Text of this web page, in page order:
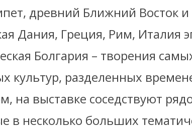
древний Ближний Восток и
Дания, Греция, Рим, Италия
Болгария – творения
культур, разделенных
на выставке соседствуют
в несколько больших